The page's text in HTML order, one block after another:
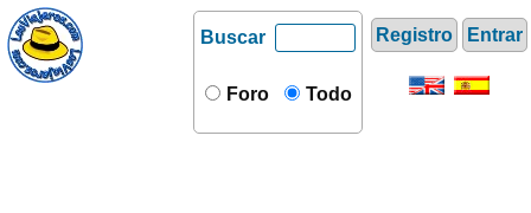
Registro Entrar
Buscar
Foro Todo